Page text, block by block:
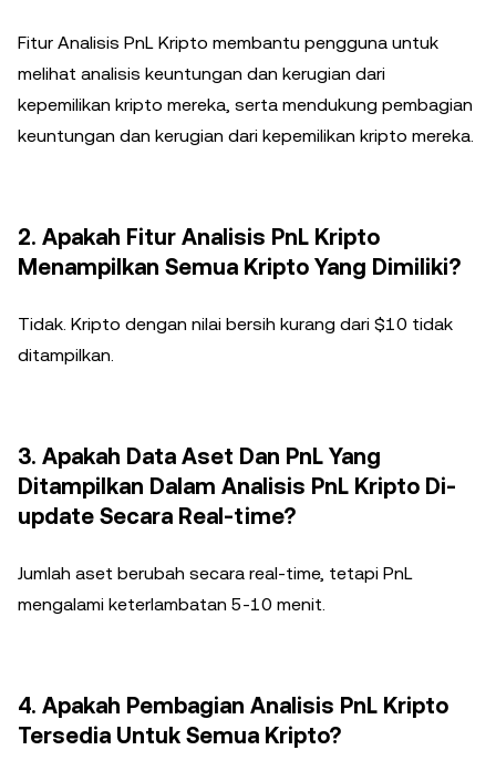
Fitur Analisis PnL Kripto membantu pengguna untuk
melihat analisis keuntungan dan kerugian dari
kepemilikan kripto mereka, serta mendukung pembagian
keuntungan dan kerugian dari kepemilikan kripto mereka.
2. Apakah Fitur Analisis PnL Kripto
Menampilkan Semua Kripto Yang Dimiliki?
Tidak. Kripto dengan nilai bersih kurang dari $10 tidak
ditampilkan.
3. Apakah Data Aset Dan PnL Yang
Ditampilkan Dalam Analisis PnL Kripto Di-
update Secara Real-time?
Jumlah aset berubah secara real-time, tetapi PnL
mengalami keterlambatan 5-10 menit.
4. Apakah Pembagian Analisis PnL Kripto
Tersedia Untuk Semua Kripto?